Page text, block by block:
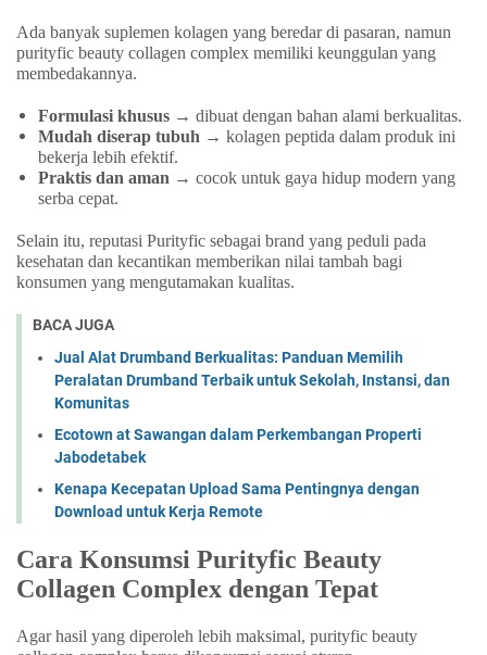
Ada banyak suplemen kolagen yang beredar di pasaran, namun
purityfic beauty collagen complex memiliki keunggulan yang
membedakannya.
Formulasi khusus → dibuat dengan bahan alami berkualitas.
Mudah diserap tubuh → kolagen peptida dalam produk ini
bekerja lebih efektif.
Praktis dan aman → cocok untuk gaya hidup modern yang
serba cepat.
Selain itu, reputasi Purityfic sebagai brand yang peduli pada
kesehatan dan kecantikan memberikan nilai tambah bagi
konsumen yang mengutamakan kualitas.
BACA JUGA
Jual Alat Drumband Berkualitas: Panduan Memilih
Peralatan Drumband Terbaik untuk Sekolah, Instansi, dan
Komunitas
Ecotown at Sawangan dalam Perkembangan Properti
Jabodetabek
Kenapa Kecepatan Upload Sama Pentingnya dengan
Download untuk Kerja Remote
Cara Konsumsi Purityfic Beauty
Collagen Complex dengan Tepat
Agar hasil yang diperoleh lebih maksimal, purityfic beauty